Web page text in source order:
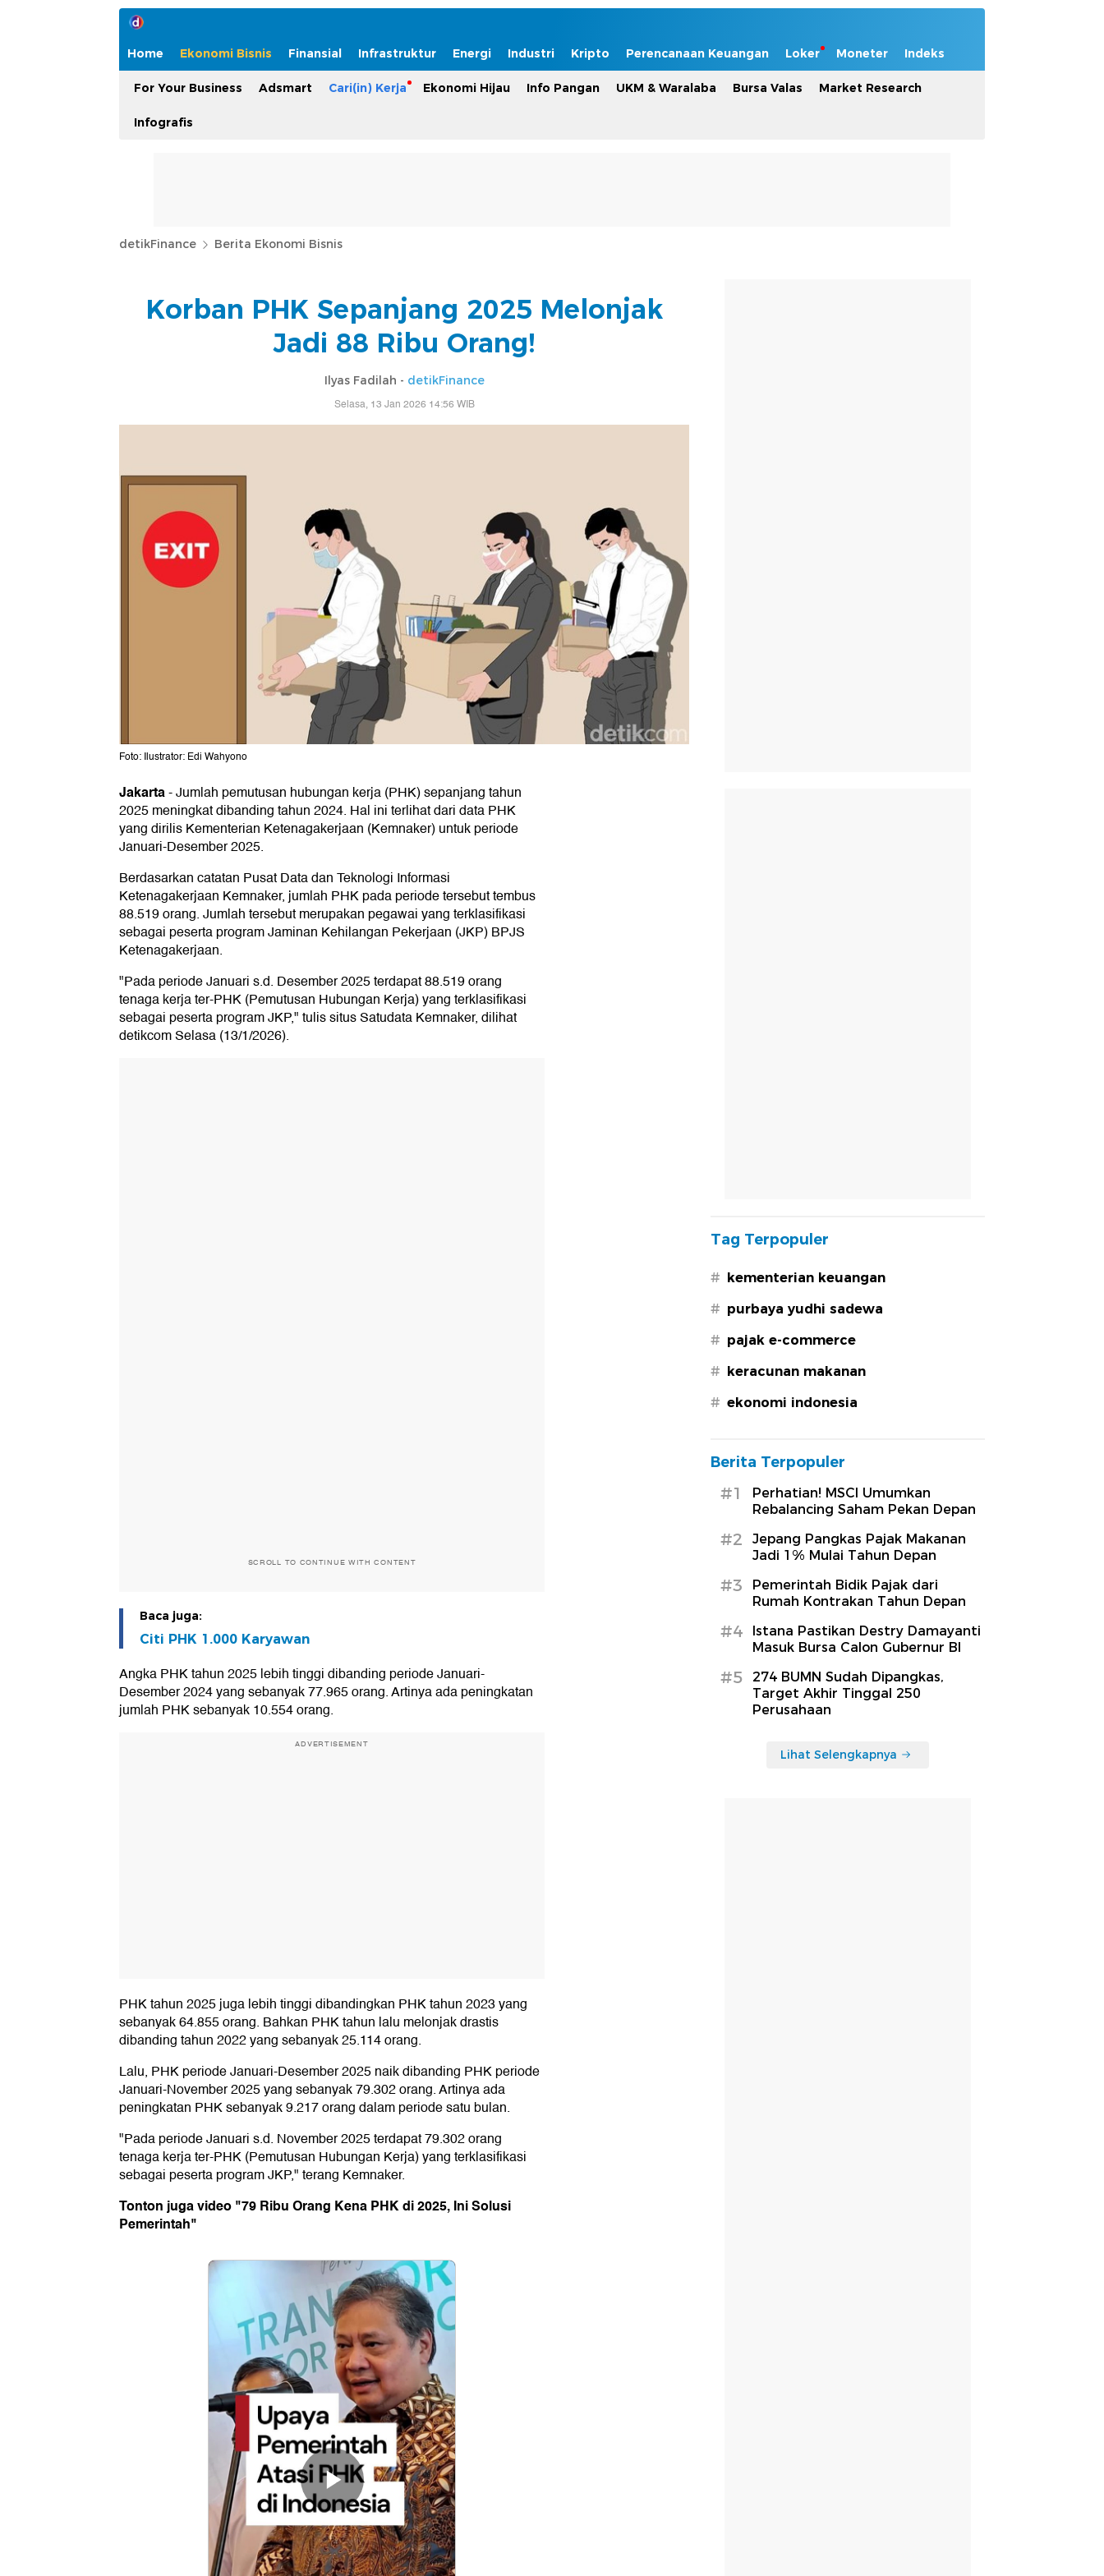
Home Ekonomi Bisnis Finansial Infrastruktur Energi Industri Kripto Perencanaan Keuangan Loker Moneter Indeks
For Your Business Adsmart Cari(in) Kerja Ekonomi Hijau Info Pangan UKM & Waralaba Bursa Valas Market Research
Infografis
detikFinance Berita Ekonomi Bisnis
Korban PHK Sepanjang 2025 Melonjak
Jadi 88 Ribu Orang!
Ilyas Fadilah - detikFinance
Selasa, 13 Jan 2026 14:56 WIB
Foto: Ilustrator: Edi Wahyono
Jakarta-Jumlah pemutusan hubungan kerja (PHK) sepanjang tahun
2025 meningkat dibanding tahun 2024. Hal ini terlihat dari data PHK
yang dirilis Kementerian Ketenagakerjaan (Kemnaker) untuk periode
Januari-Desember 2025.
Berdasarkan catatan Pusat Data dan Teknologi Informasi
Ketenagakerjaan Kemnaker, jumlah PHK pada periode tersebut tembus
88.519 orang. Jumlah tersebut merupakan pegawai yang terklasifikasi
sebagai peserta program Jaminan Kehilangan Pekerjaan (JKP) BPJS
Ketenagakerjaan.
"Pada periode Januari s.d. Desember 2025 terdapat 88.519 orang
tenaga kerja ter-PHK (Pemutusan Hubungan Kerja) yang terklasifikasi
sebagai peserta program JKP," tulis situs Satudata Kemnaker, dilihat
detikcom Selasa (13/1/2026).
SCROLL TO CONTINUE WITH CONTENT
Baca juga:
Citi PHK 1.000 Karyawan
Angka PHK tahun 2025 lebih tinggi dibanding periode Januari-
Desember 2024 yang sebanyak 77.965 orang. Artinya ada peningkatan
jumlah PHK sebanyak 10.554 orang.
ADVERTISEMENT
PHK tahun 2025 juga lebih tinggi dibandingkan PHK tahun 2023 yang
sebanyak 64.855 orang. Bahkan PHK tahun lalu melonjak drastis
dibanding tahun 2022 yang sebanyak 25.114 orang.
Lalu, PHK periode Januari-Desember 2025 naik dibanding PHK periode
Januari-November 2025 yang sebanyak 79.302 orang. Artinya ada
peningkatan PHK sebanyak 9.217 orang dalam periode satu bulan.
"Pada periode Januari s.d. November 2025 terdapat 79.302 orang
tenaga kerja ter-PHK (Pemutusan Hubungan Kerja) yang terklasifikasi
sebagai peserta program JKP," terang Kemnaker.
Tonton juga video "79 Ribu Orang Kena PHK di 2025, Ini Solusi
Pemerintah"
Tag Terpopuler
# kementerian keuangan
# purbaya yudhi sadewa
# pajak e-commerce
# keracunan makanan
# ekonomi indonesia
Berita Terpopuler
#1
Perhatian! MSCI Umumkan
Rebalancing Saham Pekan Depan
#2
Jepang Pangkas Pajak Makanan
Jadi 1% Mulai Tahun Depan
#3
Pemerintah Bidik Pajak dari
Rumah Kontrakan Tahun Depan
#4
Istana Pastikan Destry Damayanti
Masuk Bursa Calon Gubernur BI
#5
274 BUMN Sudah Dipangkas,
Target Akhir Tinggal 250
Perusahaan
Lihat Selengkapnya